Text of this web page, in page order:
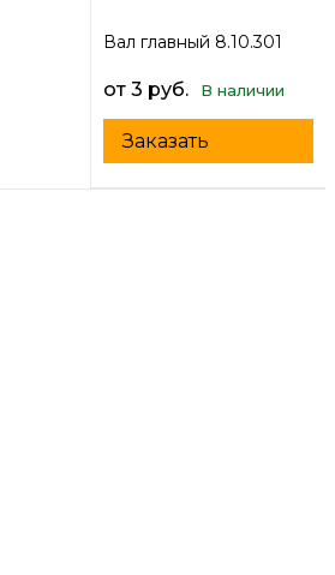
Вал главный 8.10.301
от 3 руб. В наличии
Заказать